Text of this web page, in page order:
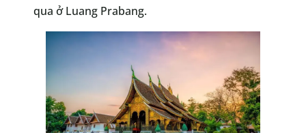
qua ở Luang Prabang.